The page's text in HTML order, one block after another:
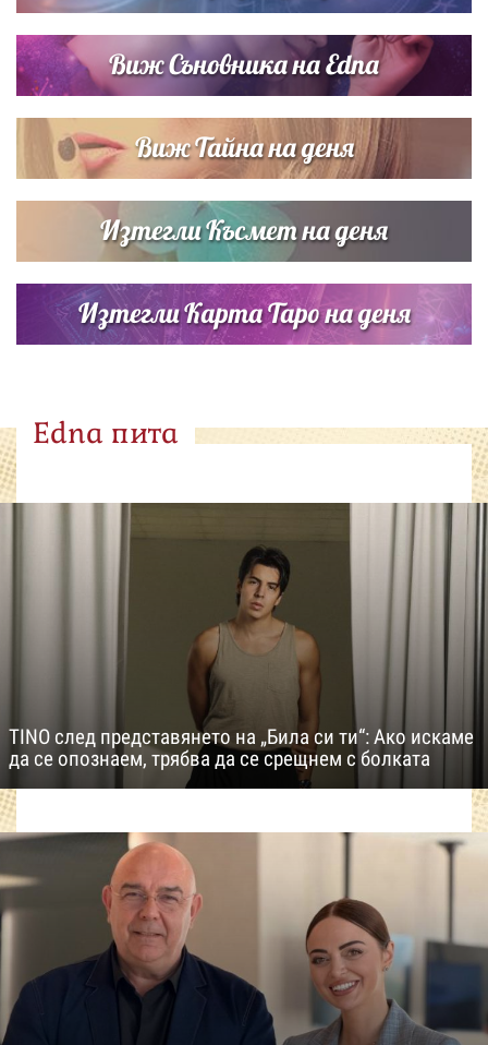
Виж Съновника на Edna
Виж Тайна на деня
Изтегли Късмет на деня
Изтегли Карта Таро на деня
Edna пита
TINO след представянето на „Била си ти“: Ако искаме
да се опознаем, трябва да се срещнем с болката